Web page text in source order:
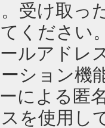
受け取っ
ください
ルアドレ
ション機
による匿
を使用し